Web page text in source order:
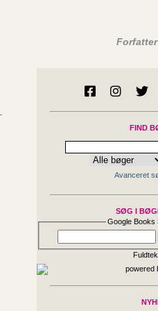
FIND
Avanceret
SØG I
Google Books